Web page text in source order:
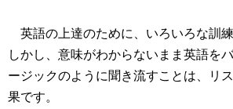
英語の上達のために、いろいろな訓練
しかし、意味がわからないまま英語を
ージックのように聞き流すことは、リ
果です。